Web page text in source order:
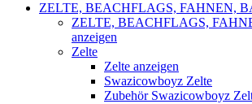
ZELTE, BEACHFLAGS, FAHNEN,
ZELTE, BEACHFLAGS,
anzeigen
Zelte
Zelte anzeigen
Swazicowboyz Zelte
Zubehör Swazicowboyz